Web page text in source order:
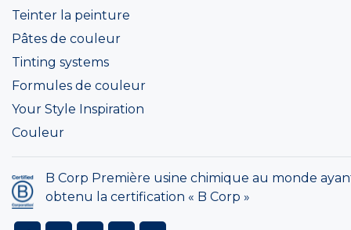
Teinter la peinture
Pâtes de couleur
Tinting systems
Formules de couleur
Your Style Inspiration
Couleur
B Corp Première usine chimique au monde
obtenu la certification « B Corp »